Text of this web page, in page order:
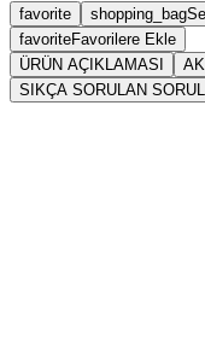
favorite shopping_bag
favoriteFavorilere Ekle
ÜRÜN AÇIKLAMASI
SIKÇA SORULAN